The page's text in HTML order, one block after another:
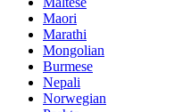
Maori
Marathi
Mongolian
Burmese
Nepali
Norwegian